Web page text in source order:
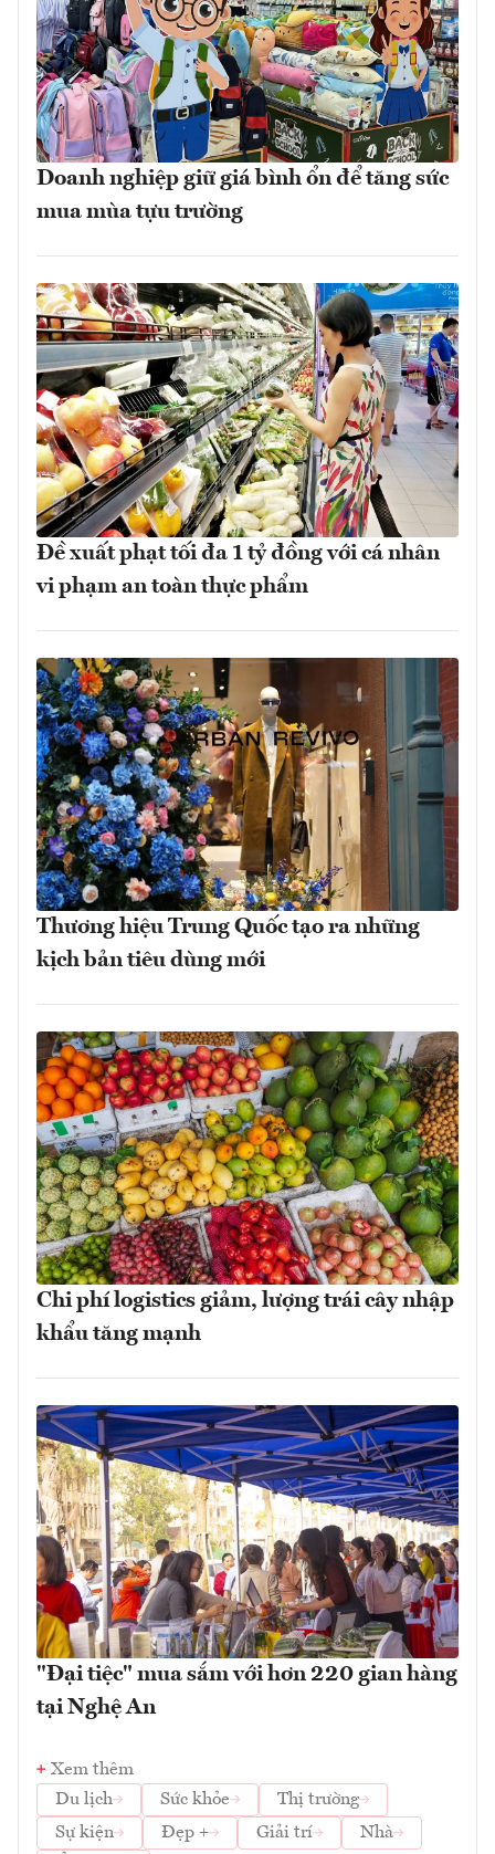
Doanh nghiệp giữ giá bình ổn để tăng sức
mua mùa tựu trường
Đề xuất phạt tối đa 1 tỷ đồng với cá nhân
vi phạm an toàn thực phẩm
Thương hiệu Trung Quốc tạo ra những
kịch bản tiêu dùng mới
Chi phí logistics giảm, lượng trái cây nhập
khẩu tăng mạnh
"Đại tiệc" mua sắm với hơn 220 gian hàng
tại Nghệ An
Xem thêm
Du lịch
Sức khỏe
Thị trường
Sự kiện
Đẹp + Giải trí
Nhà